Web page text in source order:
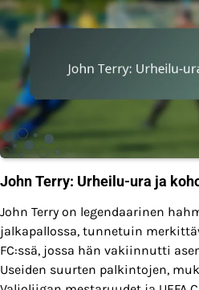
John Terry: Urheilu-ura ja
John Terry on legendaarinen
jalkapallossa, tunnetuin
FC:ssä, jossa hän vakiinnutti
Useiden suurten palkintojen,